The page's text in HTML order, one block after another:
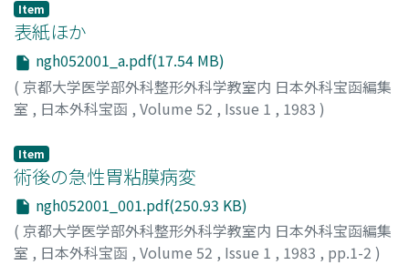
Item
表紙ほか
ngh052001_a.pdf(17.54 MB)
( 京都大学医学部外科整形外科学教室内 日本外科宝函編集
室 , 日本外科宝函 , Volume 52 , Issue 1 , 1983 )
Item
術後の急性胃粘膜病変
ngh052001_001.pdf(250.93 KB)
( 京都大学医学部外科整形外科学教室内 日本外科宝函編集
室 , 日本外科宝函 , Volume 52 , Issue 1 , 1983 , pp.1-2 )